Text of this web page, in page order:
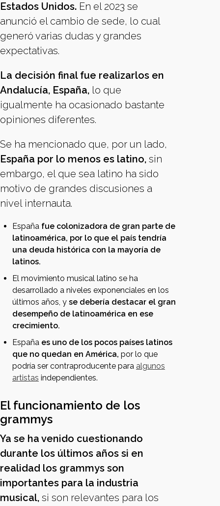
Estados Unidos. En el 2023 se
anunció el cambio de sede, lo cual
generó varias dudas y grandes
expectativas.
La decisión final fue realizarlos en
Andalucía, España, lo que
igualmente ha ocasionado bastante
opiniones diferentes.
Se ha mencionado que, por un lado,
España por lo menos es latino, sin
embargo, el que sea latino ha sido
motivo de grandes discusiones a
nivel internauta.
España fue colonizadora de gran parte de
latinoamérica, por lo que el país tendría
una deuda histórica con la mayoría de
latinos.
El movimiento musical latino se ha
desarrollado a niveles exponenciales en los
últimos años, y se debería destacar el gran
desempeño de latinoamérica en ese
crecimiento.
España es uno de los pocos países latinos
que no quedan en América, por lo que
podría ser contraproducente para algunos
artistas independientes.
El funcionamiento de los
grammys
Ya se ha venido cuestionando
durante los últimos años si en
realidad los grammys son
importantes para la industria
musical, si son relevantes para los